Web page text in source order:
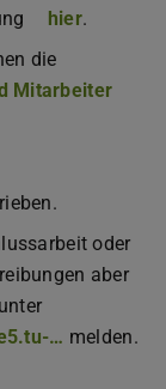
hier.
die
Mitarbeiter
oder
aber
… melden.